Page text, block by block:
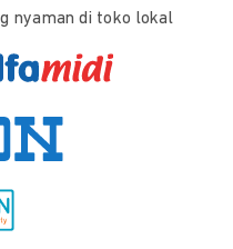
nyaman di toko lokal